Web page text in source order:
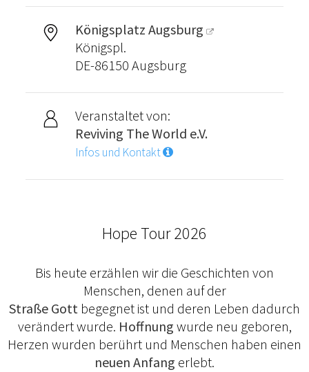
Königsplatz Augsburg
Königspl.
DE-86150 Augsburg
Veranstaltet von:
Reviving The World e.V.
Infos und Kontakt
Hope Tour 2026
Bis heute erzählen wir die Geschichten von
Menschen, denen auf der
Straße Gott begegnet ist und deren Leben dadurch
verändert wurde. Hoffnung wurde neu geboren,
Herzen wurden berührt und Menschen haben einen
neuen Anfang erlebt.